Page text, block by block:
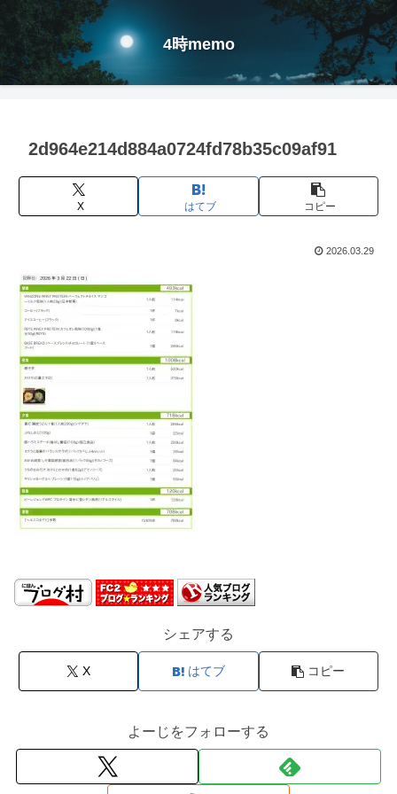
4時memo
2d964e214d884a0724fd78b35c09af91
X はてブ コピー
2026.03.29
シェアする
X はてブ コピー
よーじをフォローする